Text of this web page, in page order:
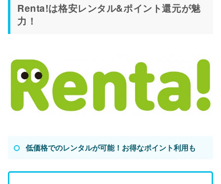
Renta!は格安レンタル&ポイント還元が魅
力！
低価格でのレンタルが可能！お得なポイント利用も